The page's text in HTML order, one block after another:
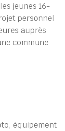
jeunes 16-
personnel
auprès
commune
équipement